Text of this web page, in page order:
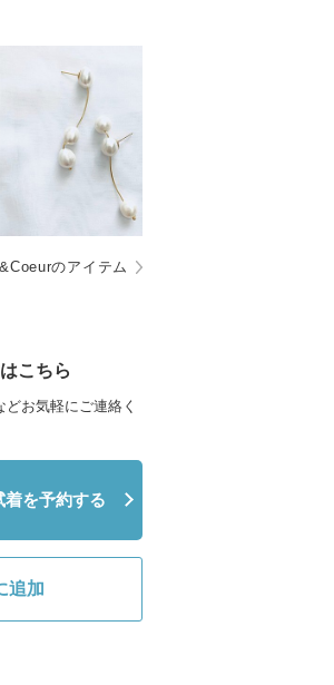
のアイテム
こちら
お気軽にご連絡く
着を予約する
追加